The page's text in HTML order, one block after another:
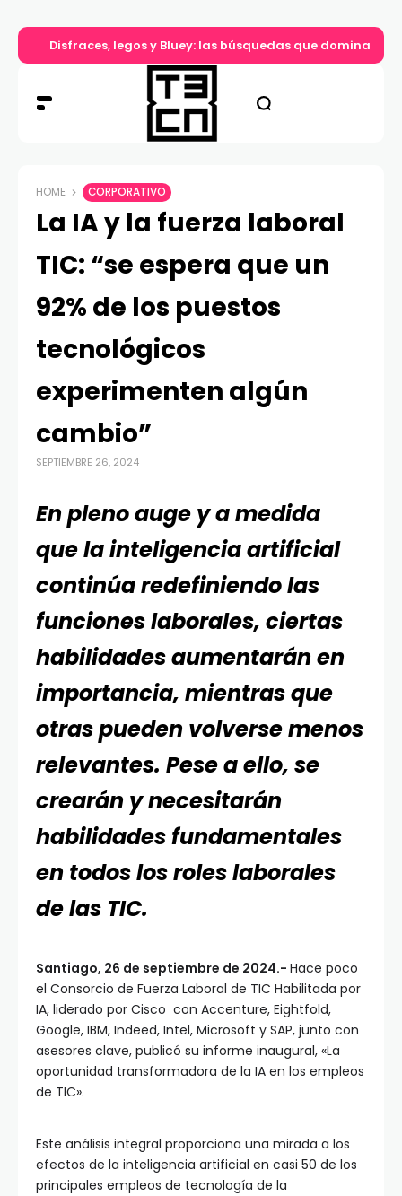
Disfraces, legos y Bluey: las búsquedas que dominan el
HOME CORPORATIVO
La IA y la fuerza laboral
TIC: “se espera que un
92% de los puestos
tecnológicos
experimenten algún
cambio”
SEPTIEMBRE 26, 2024
En pleno auge y a medida
que la inteligencia artificial
continúa redefiniendo las
funciones laborales, ciertas
habilidades aumentarán en
importancia, mientras que
otras pueden volverse menos
relevantes. Pese a ello, se
crearán y necesitarán
habilidades fundamentales
en todos los roles laborales
de las TIC.
Santiago, 26 de septiembre de 2024.- Hace poco
el Consorcio de Fuerza Laboral de TIC Habilitada por
IA, liderado por Cisco con Accenture, Eightfold,
Google, IBM, Indeed, Intel, Microsoft y SAP, junto con
asesores clave, publicó su informe inaugural, «La
oportunidad transformadora de la IA en los empleos
de TIC».
Este análisis integral proporciona una mirada a los
efectos de la inteligencia artificial en casi 50 de los
principales empleos de tecnología de la